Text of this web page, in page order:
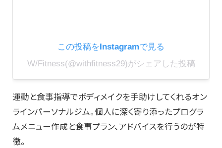
この投稿をInstagramで見る
W/Fitness(@withfitness29)がシェアした投稿
運動と食事指導でボディメイクを手助けしてくれるオン
ラインパーソナルジム。個人に深く寄り添ったプログラ
ムメニュー作成と食事プラン、アドバイスを行うのが特
徴。